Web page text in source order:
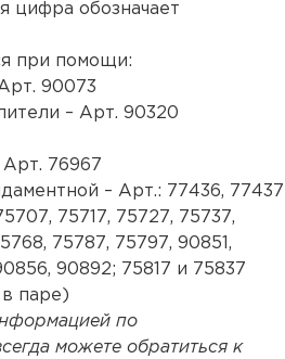
цифра обозначает
при помощи:
90073
– Арт. 90320
Арт. 76967
– Арт.: 77436, 77437
, 75717, 75727, 75737,
, 75787, 75797, 90851 ,
, 90892; 75817 и 75837
паре)
по
можете обратиться к